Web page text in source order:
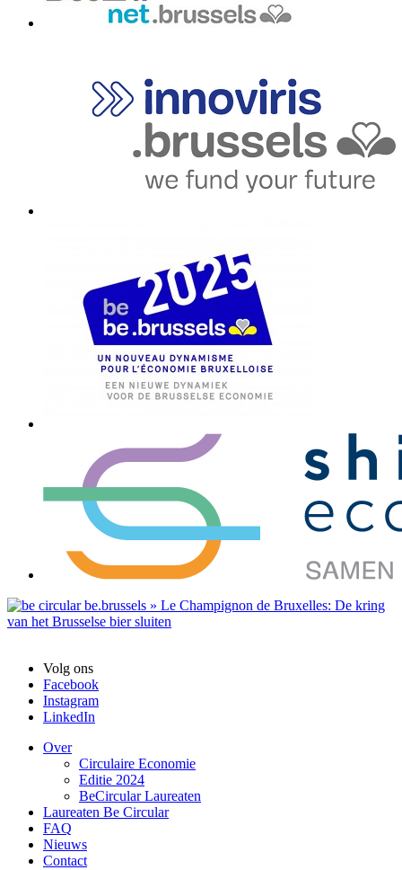
Volg ons
Facebook
Instagram
LinkedIn
Over
Circulaire Economie
Editie 2024
BeCircular Laureaten
Laureaten Be Circular
FAQ
Nieuws
Contact